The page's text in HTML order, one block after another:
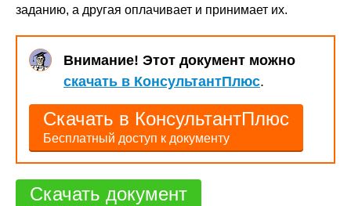
заданию, а другая оплачивает и принимает их.
Внимание! Этот документ можно
скачать в КонсультантПлюс.
Скачать в КонсультантПлюс
Бесплатный доступ к документу
Скачать документ